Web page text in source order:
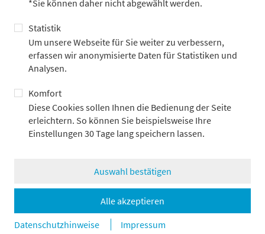
*Sie können daher nicht abgewählt werden.
Statistik
Um unsere Webseite für Sie weiter zu verbessern,
erfassen wir anonymisierte Daten für Statistiken und
Analysen.
Komfort
Diese Cookies sollen Ihnen die Bedienung der Seite
erleichtern. So können Sie beispielsweise Ihre
Einstellungen 30 Tage lang speichern lassen.
Auswahl bestätigen
Alle akzeptieren
Datenschutzhinweise
Impressum
31.7.2026
„Triple Win“ für Gesellschaft,
Volkswirtschaft und Anleger